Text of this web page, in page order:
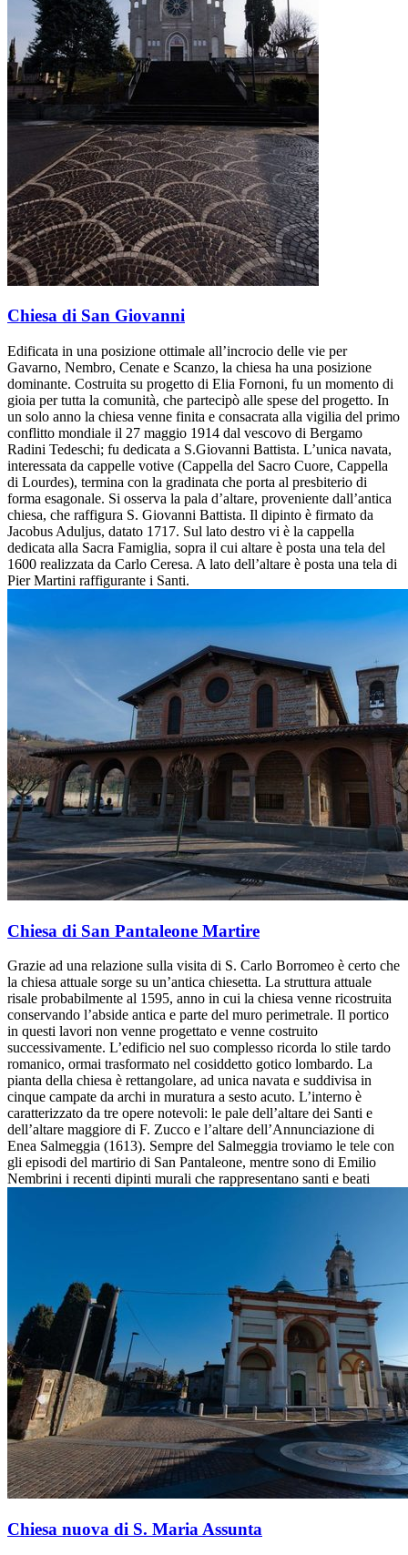
Chiesa di San Giovanni
Edificata in una posizione ottimale all’incrocio delle vie per
Gavarno, Nembro, Cenate e Scanzo, la chiesa ha una posizione
dominante. Costruita su progetto di Elia Fornoni, fu un momento di
gioia per tutta la comunità, che partecipò alle spese del progetto. In
un solo anno la chiesa venne finita e consacrata alla vigilia del primo
conflitto mondiale il 27 maggio 1914 dal vescovo di Bergamo
Radini Tedeschi; fu dedicata a S.Giovanni Battista. L’unica navata,
interessata da cappelle votive (Cappella del Sacro Cuore, Cappella
di Lourdes), termina con la gradinata che porta al presbiterio di
forma esagonale. Si osserva la pala d’altare, proveniente dall’antica
chiesa, che raffigura S. Giovanni Battista. Il dipinto è firmato da
Jacobus Aduljus, datato 1717. Sul lato destro vi è la cappella
dedicata alla Sacra Famiglia, sopra il cui altare è posta una tela del
1600 realizzata da Carlo Ceresa. A lato dell’altare è posta una tela di
Pier Martini raffigurante i Santi.
Chiesa di San Pantaleone Martire
Grazie ad una relazione sulla visita di S. Carlo Borromeo è certo che
la chiesa attuale sorge su un’antica chiesetta. La struttura attuale
risale probabilmente al 1595, anno in cui la chiesa venne ricostruita
conservando l’abside antica e parte del muro perimetrale. Il portico
in questi lavori non venne progettato e venne costruito
successivamente. L’edificio nel suo complesso ricorda lo stile tardo
romanico, ormai trasformato nel cosiddetto gotico lombardo. La
pianta della chiesa è rettangolare, ad unica navata e suddivisa in
cinque campate da archi in muratura a sesto acuto. L’interno è
caratterizzato da tre opere notevoli: le pale dell’altare dei Santi e
dell’altare maggiore di F. Zucco e l’altare dell’Annunciazione di
Enea Salmeggia (1613). Sempre del Salmeggia troviamo le tele con
gli episodi del martirio di San Pantaleone, mentre sono di Emilio
Nembrini i recenti dipinti murali che rappresentano santi e beati
Chiesa nuova di S. Maria Assunta